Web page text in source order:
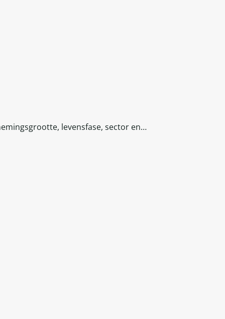
levensfase, sector en…